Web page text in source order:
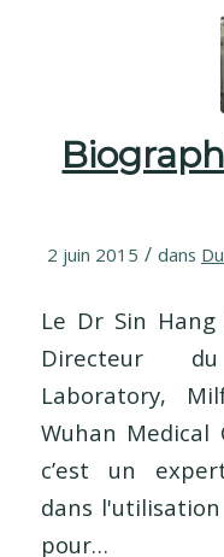
2 juin 2015 / dans
Le Dr Sin
Directeur
Laboratory,
Wuhan Medical
c’est un
dans
pour…